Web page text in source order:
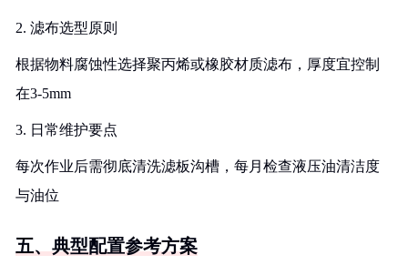
2. 滤布选型原则
根据物料腐蚀性选择聚丙烯或橡胶材质滤布，厚度宜控制
在3-5mm
3. 日常维护要点
每次作业后需彻底清洗滤板沟槽，每月检查液压油清洁度
与油位
五、典型配置参考方案